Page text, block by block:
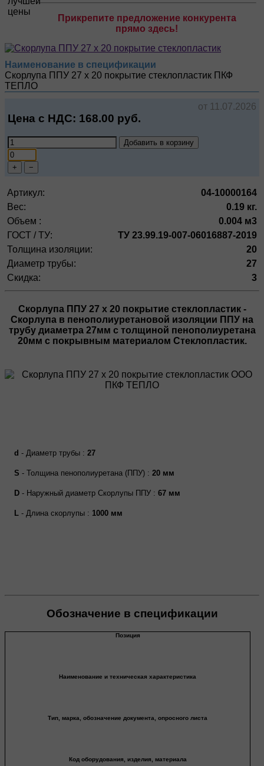
Прикрепите предложение конкурента
прямо здесь!
Наименование в спецификации
Скорлупа ППУ 27 х 20 покрытие стеклопластик ПКФ
ТЕПЛО
от 11.07.2026
Цена с НДС: 168.00 руб.
Добавить в корзину
+ −
Артикул:
04-10000164
Вес:
0.19 кг.
Объем :
0.004 м3
ГОСТ / ТУ:
ТУ 23.99.19-007-06016887-2019
Толщина изоляции:
20
Диаметр трубы:
27
Скидка:
3
Скорлупа ППУ 27 х 20 покрытие стеклопластик-
Скорлупа в пенополиуретановой изоляции ППУ на
трубу диаметра 27мм с толщиной пенополиуретана
20мм с покрывным материалом Стеклопластик.
d - Диаметр трубы : 27
S - Толщина пенополиуретана (ППУ) : 20 мм
D - Наружный диаметр Скорлупы ППУ : 67 мм
L - Длина скорлупы : 1000 мм
Обозначение в спецификации
Позиция
Наименование и техническая характеристика
Тип, марка, обозначение документа, опросного листа
Код оборудования, изделия, материала